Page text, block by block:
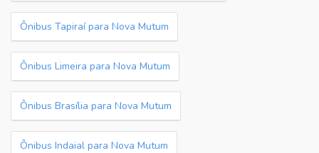
Ônibus Tapiraí para Nova Mutum
Ônibus Limeira para Nova Mutum
Ônibus Brasília para Nova Mutum
Ônibus Indaial para Nova Mutum